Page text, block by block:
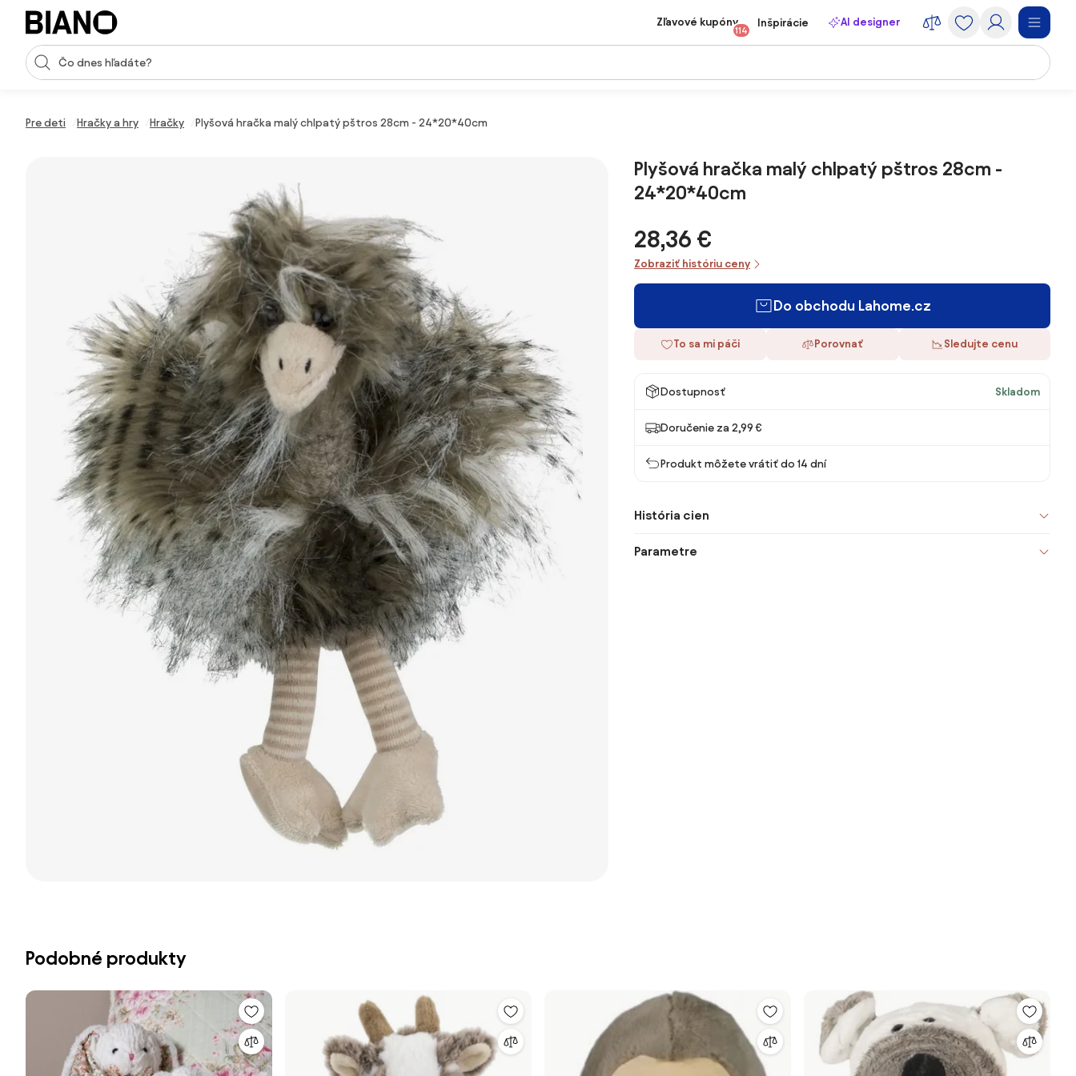
Preskočiť navigáciu, prejsť na obsah
Vstup pre vyhľadávanie
Zľavové kupóny
114
Inšpirácie AI designer
Pre deti Hračky a hry Hračky Plyšová hračka malý chlpatý pštros 28cm - 24*20*40cm
Plyšová hračka malý chlpatý pštros 28cm -
24*20*40cm
28,36 €
Zobraziť históriu ceny
Do obchodu Lahome.cz
To sa mi páči Porovnať Sledujte cenu
Dostupnosť Skladom
Doručenie za 2,99 €
Produkt môžete vrátiť do 14 dní
História cien
Parametre
Podobné produkty